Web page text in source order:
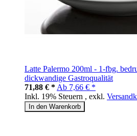
Latte Palermo 200ml - 1-fbg.
dickwandige Gastroqualität
71,88 € * Ab 7,66 € *
Inkl. 19% Steuern , exkl.
In den Warenkorb